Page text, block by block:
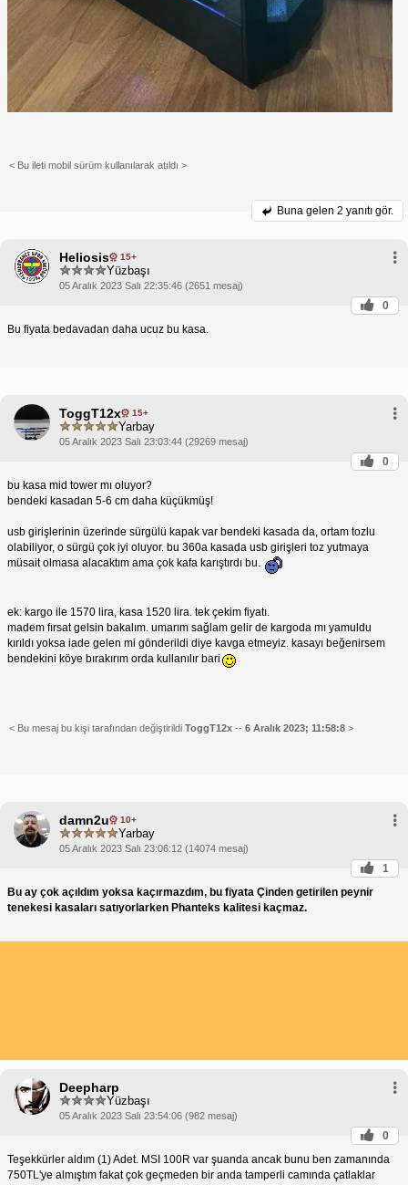
< Bu ileti mobil sürüm kullanılarak atıldı >
Buna gelen 2 yanıtı gör.
Heliosis 15+
Yüzbaşı
05 Aralık 2023 Salı 22:35:46 (2651 mesaj)
0
Bu fiyata bedavadan daha ucuz bu kasa.
ToggT12x 15+
Yarbay
05 Aralık 2023 Salı 23:03:44 (29269 mesaj)
0
bu kasa mid tower mı oluyor?
bendeki kasadan 5-6 cm daha küçükmüş!
usb girişlerinin üzerinde sürgülü kapak var bendeki kasada da, ortam tozlu
olabiliyor, o sürgü çok iyi oluyor. bu 360a kasada usb girişleri toz yutmaya
müsait olmasa alacaktım ama çok kafa karıştırdı bu.
ek: kargo ile 1570 lira, kasa 1520 lira. tek çekim fiyatı.
madem fırsat gelsin bakalım. umarım sağlam gelir de kargoda mı yamuldu
kırıldı yoksa iade gelen mi gönderildi diye kavga etmeyiz. kasayı beğenirsem
bendekini köye bırakırım orda kullanılır bari
< Bu mesaj bu kişi tarafından değiştirildi ToggT12x -- 6 Aralık 2023; 11:58:8 >
damn2u 10+
Yarbay
05 Aralık 2023 Salı 23:06:12 (14074 mesaj)
1
Bu ay çok açıldım yoksa kaçırmazdım, bu fiyata Çinden getirilen peynir
tenekesi kasaları satıyorlarken Phanteks kalitesi kaçmaz.
Deepharp
Yüzbaşı
05 Aralık 2023 Salı 23:54:06 (982 mesaj)
0
Teşekkürler aldım (1) Adet. MSI 100R var şuanda ancak bunu ben zamanında
750TL'ye almıştım fakat çok geçmeden bir anda tamperli camında çatlaklar